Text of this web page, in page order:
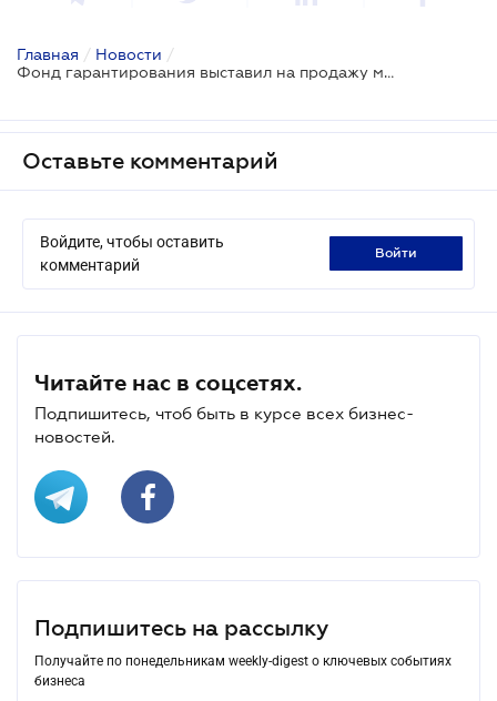
Главная / Новости /
Фонд гарантирования выставил на продажу мегапул активов четырех банков
Оставьте комментарий
Войдите, чтобы оставить
комментарий
войти
Читайте нас в соцсетях.
Подпишитесь, чтоб быть в курсе всех бизнес-
новостей.
Подпишитесь на рассылку
Получайте по понедельникам weekly-digest о ключевых событиях
бизнеса